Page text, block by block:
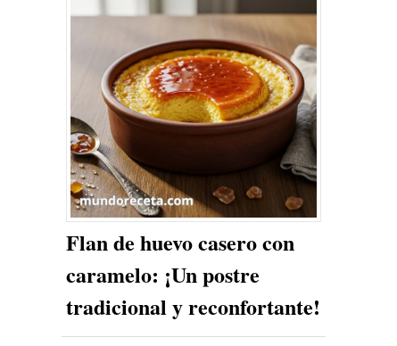
Flan de huevo casero con
caramelo: ¡Un postre
tradicional y reconfortante!